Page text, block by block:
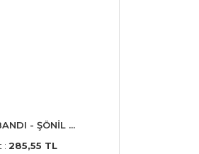
- ŞÖNİL ...
:285,55 TL